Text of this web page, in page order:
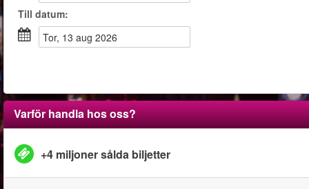
Till datum:
tor, 13 aug 2026
Varför handla hos oss?
+4 miljoner sålda biljetter